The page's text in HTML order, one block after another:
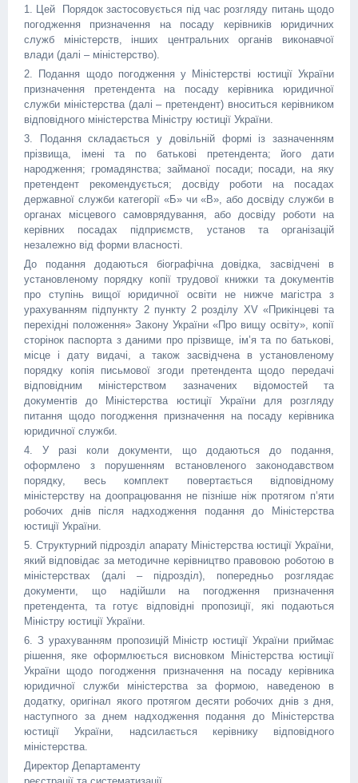
1. Цей Порядок застосовується під час розгляду питань щодо
погодження призначення на посаду керівників юридичних
служб міністерств, інших центральних органів виконавчої
влади (далі – міністерство).
2. Подання щодо погодження у Міністерстві юстиції України
призначення претендента на посаду керівника юридичної
служби міністерства (далі – претендент) вноситься керівником
відповідного міністерства Міністру юстиції України.
3. Подання складається у довільній формі із зазначенням
прізвища, імені та по батькові претендента; його дати
народження; громадянства; займаної посади; посади, на яку
претендент рекомендується; досвіду роботи на посадах
державної служби категорії «Б» чи «В», або досвіду служби в
органах місцевого самоврядування, або досвіду роботи на
керівних посадах підприємств, установ та організацій
незалежно від форми власності.
До подання додаються біографічна довідка, засвідчені в
установленому порядку копії трудової книжки та документів
про ступінь вищої юридичної освіти не нижче магістра з
урахуванням підпункту 2 пункту 2 розділу XV «Прикінцеві та
перехідні положення» Закону України «Про вищу освіту», копії
сторінок паспорта з даними про прізвище, ім’я та по батькові,
місце і дату видачі, а також засвідчена в установленому
порядку копія письмової згоди претендента щодо передачі
відповідним міністерством зазначених відомостей та
документів до Міністерства юстиції України для розгляду
питання щодо погодження призначення на посаду керівника
юридичної служби.
4. У разі коли документи, що додаються до подання,
оформлено з порушенням встановленого законодавством
порядку, весь комплект повертається відповідному
міністерству на доопрацювання не пізніше ніж протягом п’яти
робочих днів після надходження подання до Міністерства
юстиції України.
5. Структурний підрозділ апарату Міністерства юстиції України,
який відповідає за методичне керівництво правовою роботою в
міністерствах (далі – підрозділ), попередньо розглядає
документи, що надійшли на погодження призначення
претендента, та готує відповідні пропозиції, які подаються
Міністру юстиції України.
6. З урахуванням пропозицій Міністр юстиції України приймає
рішення, яке оформлюється висновком Міністерства юстиції
України щодо погодження призначення на посаду керівника
юридичної служби міністерства за формою, наведеною в
додатку, оригінал якого протягом десяти робочих днів з дня,
наступного за днем надходження подання до Міністерства
юстиції України, надсилається керівнику відповідного
міністерства.
Директор Департаменту